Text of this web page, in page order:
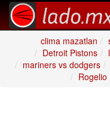
clima mazatlan
Detroit Pistons
mariners vs dodgers